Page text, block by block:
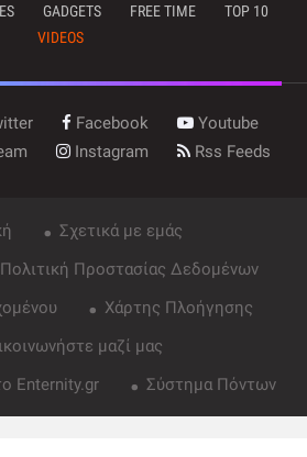
GADGETS FREE TIME
TOP 10
VIDEOS
Facebook
Youtube
Instagram Rss Feeds
Σχετικά με εμάς
Προστασίας Δεδομένων
Χάρτης Πλοήγησης
μαζί μας
Enternity.gr
Σύστημα Πόντων